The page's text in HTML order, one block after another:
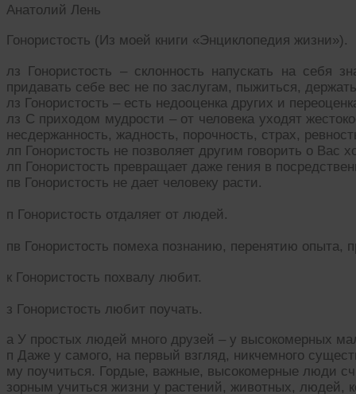
Анатолий Лень
Гонористость (Из моей книги «Энциклопедия жизни»).
лз Гонористость – склонность напускать на себя
придавать себе вес не по заслугам, пыжиться,
лз Гонористость – есть недооценка других и
лз С приходом мудрости – от человека уходят
несдержанность, жадность, порочность, страх,
лп Гонористость не позволяет другим говорить о Вас
лп Гонористость превращает даже гения в
пв Гонористость не дает человеку расти.
п Гонористость отдаляет от людей.
пв Гонористость помеха познанию, перенятию
к Гонористость похвалу любит.
з Гонористость любит поучать.
а У простых людей много друзей – у высокомерных
п Даже у самого, на первый взгляд, никчемного
му поучиться. Гордые, важные, высокомерные люди
зорным учиться жизни у растений, животных, людей,